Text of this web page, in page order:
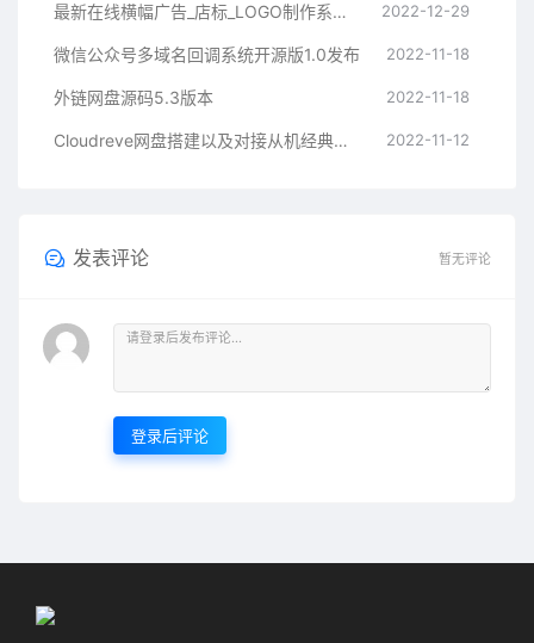
最新在线横幅广告_店标_LOGO制作系统源码本地接口版 2022-12-29
微信公众号多域名回调系统开源版1.0发布 2022-11-18
外链网盘源码5.3版本 2022-11-18
Cloudreve网盘搭建以及对接从机经典教程 2022-11-12
发表评论 暂无评论
登录后评论